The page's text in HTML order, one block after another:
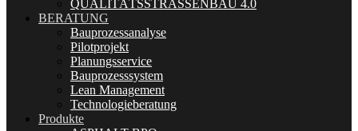
QUALITÄTSSTRASSENBAU 4.0
BERATUNG
Bauprozessanalyse
Pilotprojekt
Planungsservice
Bauprozesssystem
Lean Management
Technologieberatung
Produkte